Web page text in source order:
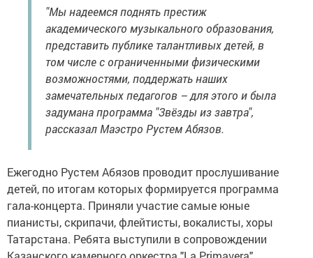
"Мы надеемся поднять престиж
академического музыкального образования,
представить публике талантливых детей, в
том числе с ограниченными физическими
возможностями, поддержать наших
замечательных педагогов – для этого и была
задумана программа "Звёзды из завтра",
рассказал Маэстро Рустем Абязов.
Ежегодно Рустем Абязов проводит прослушивание
детей, по итогам которых формируется программа
гала-концерта. Приняли участие самые юные
пианисты, скрипачи, флейтисты, вокалисты, хоры
Татарстана. Ребята выступили в сопровождении